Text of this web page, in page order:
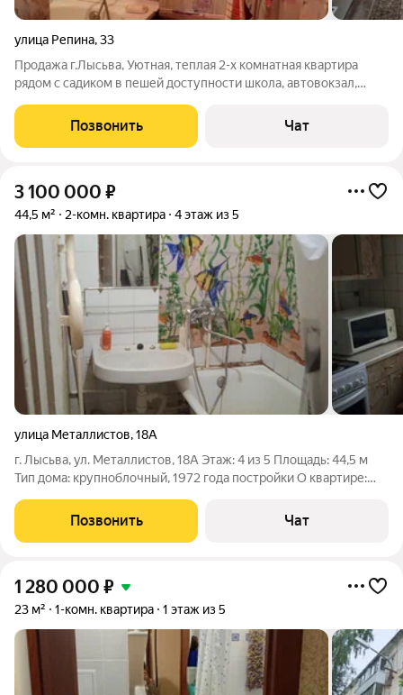
улица Репина,33
Продажа г.Лысьва, Уютная, теплая 2-х комнатная квартира
рядом с садиком в пешей доступности школа, автовокзал,
с оформлением и одобрением ипотеки. Недвижимость
Лысьва-Чусовой-Пермь Всегда
Позвонить Чат
3 100 000 ₽
44,5 м² 2-комн. квартира 4 этаж из 5
улица Металлистов,18А
г. Лысьва, ул. Металлистов, 18А Этаж: 4 из 5 Площадь: 44,5 м
Тип дома: крупноблочный, 1972 года постройки О квартире:
перепланировок, с классической хрущёвской планировкой.
Отличный вариант для
Позвонить Чат
1 280 000 ₽
23 м² 1-комн. квартира 1 этаж из 5